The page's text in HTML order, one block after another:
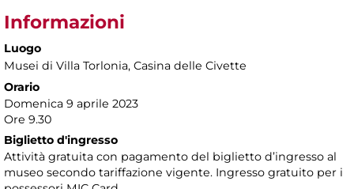
Informazioni
Luogo
Musei di Villa Torlonia, Casina delle Civette
Orario
Domenica 9 aprile 2023
Ore 9.30
Biglietto d'ingresso
Attività gratuita con pagamento del biglietto d’ingresso al
museo secondo tariffazione vigente. Ingresso gratuito per i